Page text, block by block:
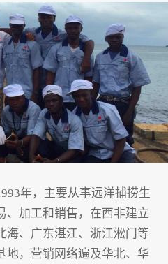
年，主要从事远洋捕捞生
、加工和销售，在西非建立
海、广东湛江、浙江淞门等
地，营销网络遍及华北、华